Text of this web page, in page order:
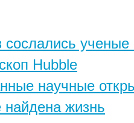
сослались ученые
Hubble
научные
жизнь